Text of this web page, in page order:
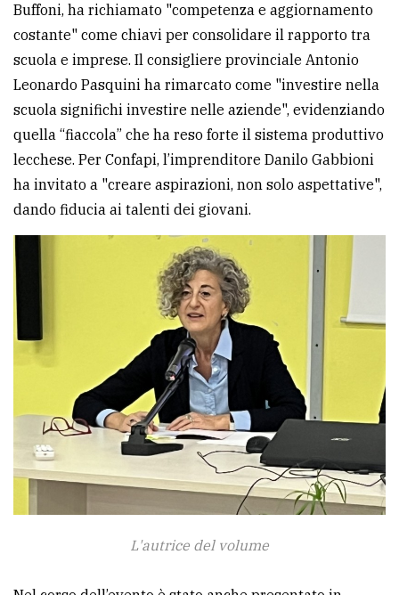
Buffoni, ha richiamato "competenza e aggiornamento
costante" come chiavi per consolidare il rapporto tra
scuola e imprese. Il consigliere provinciale Antonio
Leonardo Pasquini ha rimarcato come "investire nella
scuola significhi investire nelle aziende", evidenziando
quella “fiaccola” che ha reso forte il sistema produttivo
lecchese. Per Confapi, l’imprenditore Danilo Gabbioni
ha invitato a "creare aspirazioni, non solo aspettative",
dando fiducia ai talenti dei giovani.
L'autrice del volume